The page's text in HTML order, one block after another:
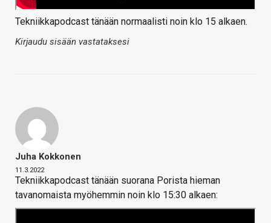
Tekniikkapodcast tänään normaalisti noin klo 15 alkaen.
Kirjaudu sisään vastataksesi
Juha Kokkonen
11.3.2022
Tekniikkapodcast tänään suorana Porista hieman
tavanomaista myöhemmin noin klo 15:30 alkaen: